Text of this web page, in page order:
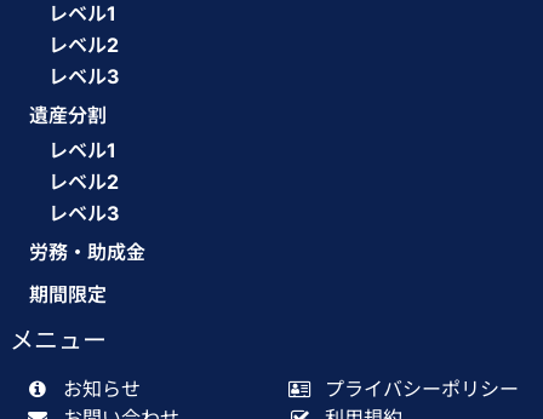
レベル1
レベル2
レベル3
遺産分割
レベル1
レベル2
レベル3
労務・助成金
期間限定
メニュー
お知らせ
プライバシーポリシー